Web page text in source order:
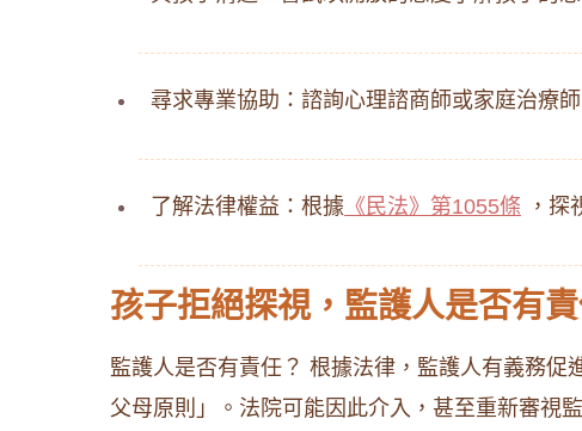
尋求專業協助：諮詢心理諮商師或家庭治療
了解法律權益：根據 《民法》第1055條 ，探
孩子拒絕探視，監護人是否有
監護人是否有責任？ 根據法律，監護人有義務
父母原則」。法院可能因此介入，甚至重新審視